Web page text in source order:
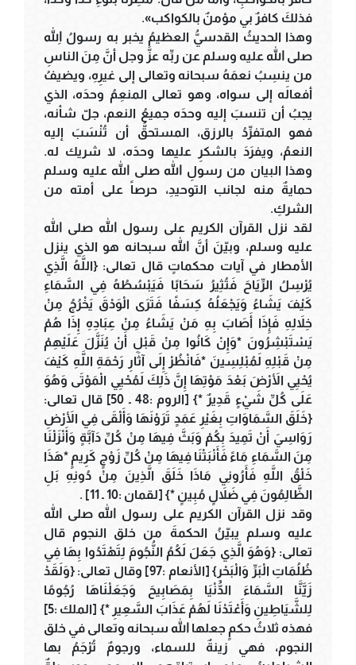
فذلكَ كافرٌ بي مؤمنٌ بالكواكب».
وهذا الحديثُ القدسيُّ العظيمُ يخبر به رسولُ اللهِ
صلى الله عليه وسلم عن ربِّه عزَّ وجل أنَّ مِنَ الناسِ
من ينسِبُ نعمَهُ سبحانه وتعالى إلى غيرِهِ، ويضيفُ
أفعالَه إلى سواه، وهو تعالى المنعِمُ وحدَه، الذي
يجبُ أن تنسبَ إليه وحدَه جميعُ النعم، جلّ شأنه،
فهو المتفرِّدُ بالرزق، المستحقُّ أن تُنْسَبَ إليه
النعمُ، ويفرَدَ بالشكرِ عليها وحدَه، لا شريك له.
وهذا البيان من رسولِ الله صلى الله عليه وسلم
حمايةٌ منه لجانب التوحيدِ، حرصاً على أمته من
الشركِ.
لقد نزل القرآن الكريم على رسول الله صلى الله
عليه وسلم، وبيّنَ أنَّ الله سبحانه هو الذي ينزل
الأمطار في آيات محكماتٍ قال تعالى: {اللَّهُ الَّذِي
يُرْسِلُ الرِّيَاحَ فَتُثِيرُ سَحَابًا فَيَبْسُطُهُ فِي السَّمَاءِ
كَيْفَ يَشَاءُ وَيَجْعَلُهُ كِسَفًا فَتَرَى الْوَدْقَ يَخْرُجُ مِنْ
خِلاَلِهِ فَإِذَا أَصَابَ بِهِ مَنْ يَشَاءُ مِنْ عِبَادِهِ إِذَا هُمْ
يَسْتَبْشِرُونَ *وَإِنْ كَانُوا مِنْ قَبْلِ أَنْ يُنَزَّلَ عَلَيْهِمْ
مِنْ قَبْلِهِ لَمُبْلِسِينَ *فَانْظُرْ إِلَى آثَارِ رَحْمَةِ اللَّهِ كَيْفَ
يُحْيِي الأَرْضَ بَعْدَ مَوْتِهَا إِنَّ ذَلِكَ لَمُحْيِي الْمَوْتَى وَهُوَ
عَلَى كُلِّ شَيْءٍ قَدِيرٌ *} [الروم :48 ـ 50] قال تعالى:
{خَلَقَ السَّمَاوَاتِ بِغَيْرِ عَمَدٍ تَرَوْنَهَا وَأَلْقَى فِي الأَرْضِ
رَوَاسِيَ أَنْ تَمِيدَ بِكُمْ وَبَثَّ فِيهَا مِنْ كُلِّ دَآبَّةٍ وَأَنْزَلْنَا
مِنَ السَّمَاءِ مَاءً فَأَنْبَتْنَا فِيهَا مِنْ كُلِّ زَوْجٍ كَرِيمٍ *هَذَا
خَلْقُ اللَّهِ فَأَرُونِي مَاذَا خَلَقَ الَّذِينَ مِنْ دُونِهِ بَلِ
الظَّالِمُونَ فِي ضَلاَلٍ مُبِينٍ *} [لقمان :10 ـ 11] .
وقد نزل القرآن الكريم على رسول الله صلى الله
عليه وسلم يبيّنُ الحكمةَ من خلق النجوم قال
تعالى: {وَهُوَ الَّذِي جَعَلَ لَكُمُ النُّجُومَ لِتَهْتَدُوا بِهَا فِي
ظُلُمَاتِ الْبَرِّ وَالْبَحْرِ} [الأنعام :97] وقال تعالى: {وَلَقَدْ
زَيَّنَّا السَّمَاءَ الدُّنْيَا بِمَصَابِيحَ وَجَعَلْنَاهَا رُجُومًا
لِلشَّيَاطِينِ وَأَعْتَدْنَا لَهُمْ عَذَابَ السَّعِيرِ *} [الملك :5]
فهذه ثلاثُ حكمٍ جعلها الله سبحانه وتعالى في خلق
النجوم، فهي زينةٌ للسماء، ورجومٌ تُرْجَمُ بها